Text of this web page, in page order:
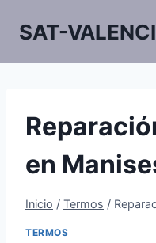
SAT-
en
Inicio / Termos /
TERMOS